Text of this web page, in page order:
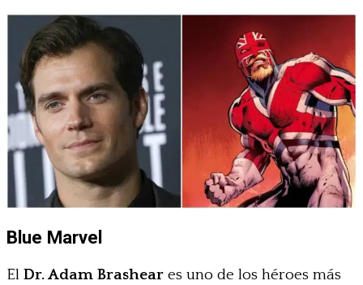
Blue Marvel
El Dr. Adam Brashear es uno de los héroes más